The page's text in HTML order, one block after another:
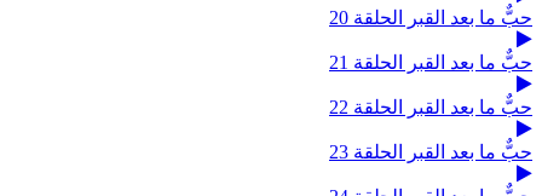
حبٌّ ما بعد القبر الحلقة 20
حبٌّ ما بعد القبر الحلقة 21
حبٌّ ما بعد القبر الحلقة 22
حبٌّ ما بعد القبر الحلقة 23